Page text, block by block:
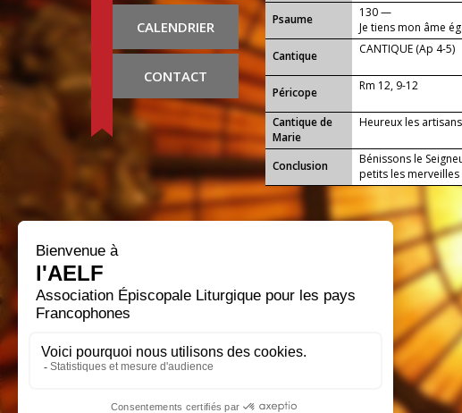
CALENDRIER
CONTACT
Psaume
130 —
Je tiens mon âme
Cantique
CANTIQUE (Ap 4-5)
Péricope Rm 12, 9-12
Cantique de
Marie
Heureux les
Conclusion
Bénissons le
petits les